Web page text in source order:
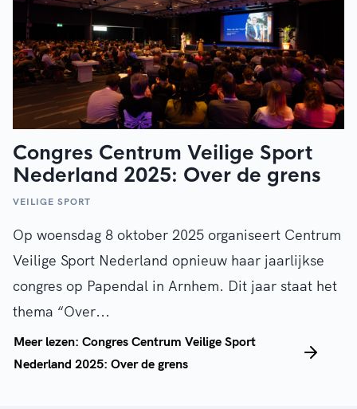
Congres Centrum Veilige Sport
Nederland 2025: Over de grens
VEILIGE SPORT
Op woensdag 8 oktober 2025 organiseert Centrum
Veilige Sport Nederland opnieuw haar jaarlijkse
congres op Papendal in Arnhem. Dit jaar staat het
thema “Over...
Meer lezen: Congres Centrum Veilige Sport
Nederland 2025: Over de grens